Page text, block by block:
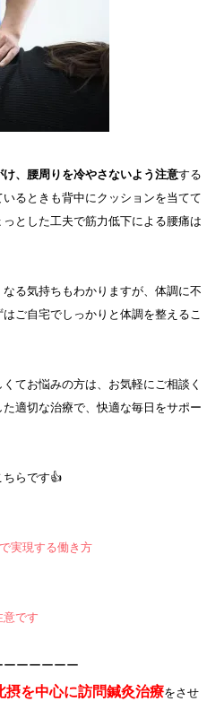
、腰周りを冷やさないよう注意する
るときも背中にクッションを当てて
とした工夫で筋力低下による腰痛は
る気持ちもわかりますが、体調に不
ご自宅でしっかりと体調を整えるこ
てお悩みの方は、お気軽にご相談く
適切な治療で、快適な毎日をサポー
ちらです👍
実現する働き方
意です
ーーーーー
摂を中心に訪問鍼灸治療をさせ